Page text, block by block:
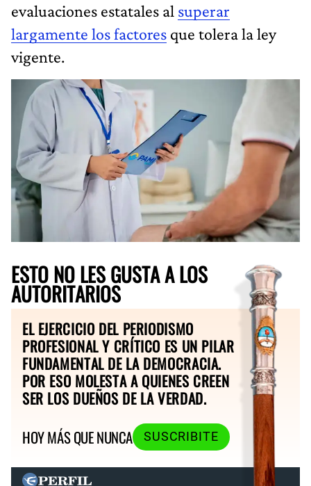
evaluaciones estatales al superar
largamente los factores que tolera la ley
vigente.
ESTO NO LES GUSTA A LOS
AUTORITARIOS
EL EJERCICIO DEL PERIODISMO
PROFESIONAL Y CRÍTICO ES UN PILAR
FUNDAMENTAL DE LA DEMOCRACIA.
POR ESO MOLESTA A QUIENES CREEN
SER LOS DUEÑOS DE LA VERDAD.
HOY MÁS QUE NUNCA
SUSCRIBITE